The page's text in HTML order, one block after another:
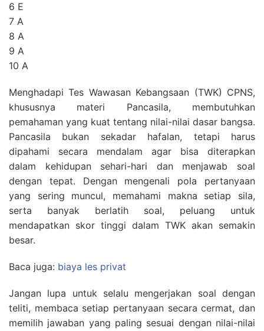
6 E
7 A
8 A
9 A
10 A
Menghadapi Tes Wawasan Kebangsaan (TWK) CPNS,
khususnya materi Pancasila, membutuhkan
pemahaman yang kuat tentang nilai-nilai dasar bangsa.
Pancasila bukan sekadar hafalan, tetapi harus
dipahami secara mendalam agar bisa diterapkan
dalam kehidupan sehari-hari dan menjawab soal
dengan tepat. Dengan mengenali pola pertanyaan
yang sering muncul, memahami makna setiap sila,
serta banyak berlatih soal, peluang untuk
mendapatkan skor tinggi dalam TWK akan semakin
besar.
Baca juga: biaya les privat
Jangan lupa untuk selalu mengerjakan soal dengan
teliti, membaca setiap pertanyaan secara cermat, dan
memilih jawaban yang paling sesuai dengan nilai-nilai